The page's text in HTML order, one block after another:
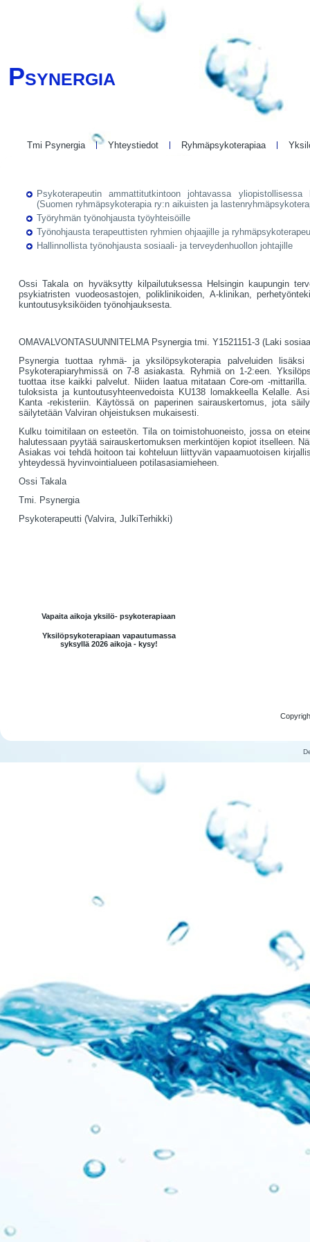
Psynergia
Tmi Psynergia Yhteystiedot Ryhmäpsykoterapiaa
Psykoterapeutin ammattitutkintoon johtavassa
(Suomen ryhmäpsykoterapia ry:n aikuisten ja
Työryhmän työnohjausta työyhteisöille
Työnohjausta terapeuttisten ryhmien ohjaajille ja
Hallinnollista työnohjausta sosiaali- ja terveydenhuollon johtajille
Ossi Takala on hyväksytty kilpailutuksessa Helsingin kaupungin
psykiatristen vuodeosastojen, poliklinikoiden, A-klinikan,
kuntoutusyksiköiden työnohjauksesta.
OMAVALVONTASUUNNITELMA Psynergia tmi. Y1521151-3 (Laki
Psynergia tuottaa ryhmä- ja yksilöpsykoterapia palveluiden
Psykoterapiaryhmissä on 7-8 asiakasta. Ryhmiä on 1-2:een.
tuottaa itse kaikki palvelut. Niiden laatua mitataan Core-om -
tuloksista ja kuntoutusyhteenvedoista KU138 lomakkeella Kelalle.
Kanta -rekisteriin. Käytössä on paperinen sairauskertomus, jota
säilytetään Valviran ohjeistuksen mukaisesti.
Kulku toimitilaan on esteetön. Tila on toimistohuoneisto, jossa on
halutessaan pyytää sairauskertomuksen merkintöjen kopiot itselleen.
Asiakas voi tehdä hoitoon tai kohteluun liittyvän vapaamuotoisen
yhteydessä hyvinvointialueen potilasasiamieheen.
Ossi Takala
Tmi. Psynergia
Psykoterapeutti (Valvira, JulkiTerhikki)
Vapaita aikoja yksilö- psykoterapiaan
Yksilöpsykoterapiaan vapautumassa
syksyllä 2026 aikoja - kysy!